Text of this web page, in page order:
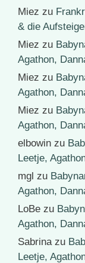
Miez zu
& die
Miez zu
Agathon,
Miez zu
Agathon,
Miez zu
Agathon,
elbowin zu
Leetje,
mgl zu
Agathon,
LoBe zu
Agathon,
Sabrina zu
Leetje,